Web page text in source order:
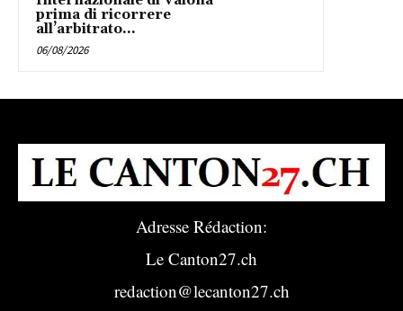
prima di ricorrere
all’arbitrato...
06/08/2026
Adresse Rédaction:
Le Canton27.ch
redaction@lecanton27.ch